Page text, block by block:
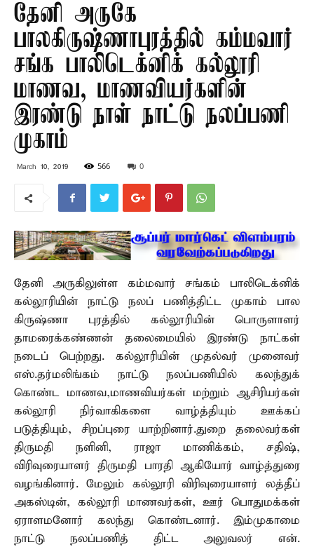
தேனி அருகே
பாலகிருஷ்ணாபுரத்தில் கம்மவார்
சங்க பாலிடெக்னிக் கல்லூரி
மாணவ, மாணவியர்களின்
இரண்டு நாள் நாட்டு நலப்பணி
முகாம்
March 10, 2019 566 0
தேனி அருகிலுள்ள கம்மவார் சங்கம் பாலிடெக்னிக்
கல்லூரியின் நாட்டு நலப் பணித்திட்ட முகாம் பால
கிருஷ்ணா புரத்தில் கல்லூரியின் பொருளாளர்
தாமரைக்கண்ணன் தலைமையில் இரண்டு நாட்கள்
நடைப் பெற்றது. கல்லூரியின் முதல்வர் முனைவர்
எஸ்.தர்மலிங்கம் நாட்டு நலப்பணியில் கலந்துக்
கொண்ட மாணவ,மாணவியர்கள் மற்றும் ஆசிரியர்கள்
கல்லூரி நிர்வாகிகளை வாழ்த்தியும் ஊக்கப்
படுத்தியும், சிறப்புரை யாற்றினார்.துறை தலைவர்கள்
திருமதி நளினி, ராஜா மாணிக்கம், சதிஷ்,
விரிவுரையாளர் திருமதி பாரதி ஆகியோர் வாழ்த்துரை
வழங்கினார். மேலும் கல்லூரி விரிவுரையாளர் லத்தீப்
அகஸ்டின், கல்லூரி மாணவர்கள், ஊர் பொதுமக்கள்
ஏராளமனோர் கலந்து கொண்டனார். இம்முகாமை
நாட்டு நலப்பணித் திட்ட அலுவலர் என்.